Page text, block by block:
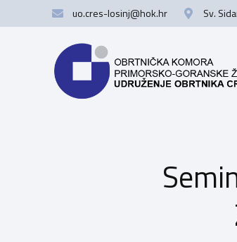
uo.cres-losinj@hok.hr Sv.